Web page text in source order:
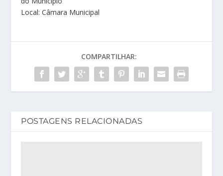
Local: Câmara Municipal
COMPARTILHAR:
POSTAGENS RELACIONADAS